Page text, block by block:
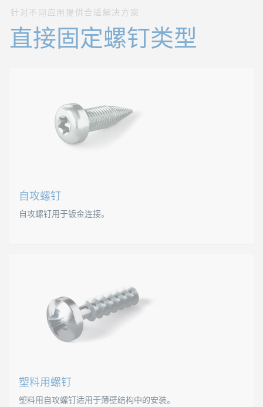
针对不同应用提供合适解决方案
直接固定螺钉类型
自攻螺钉
自攻螺钉用于钣金连接。
螺纹从尖端一直延伸到螺钉头有专用螺钉可供选择，如重
DIN 7981 F，与ISO 7049相似
DIN 7976，与ISO 1479相似
塑料用螺钉
塑料用自攻螺钉适用于薄壁结构中的安装。